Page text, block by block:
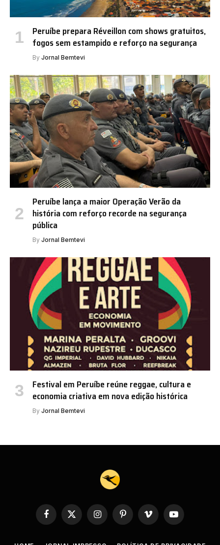
Peruíbe prepara Réveillon com shows gratuitos,
fogos sem estampido e reforço na segurança
By Jornal Bemtevi
Peruíbe lança a maior Operação Verão da
história com reforço recorde na segurança
pública
By Jornal Bemtevi
Festival em Peruíbe reúne reggae, cultura e
economia criativa em nova edição histórica
By Jornal Bemtevi
Facebook
X
InstagramPinterestVimeo YouTube